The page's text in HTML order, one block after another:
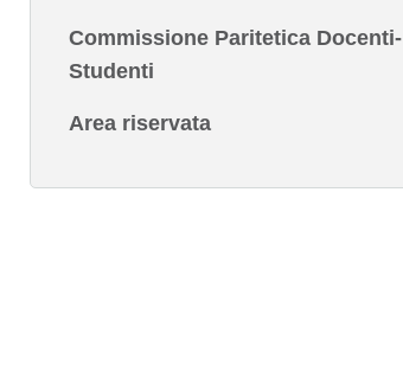
Commissione Paritetica Docenti-
Studenti
Area riservata